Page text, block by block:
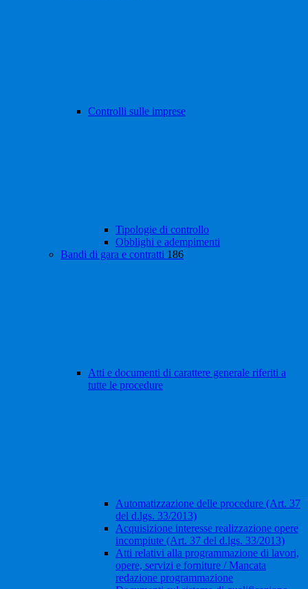
Controlli sulle imprese
Tipologie di controllo
Obblighi e adempimenti
Bandi di gara e contratti 186
Atti e documenti di carattere generale riferiti a
tutte le procedure
Automatizzazione delle procedure (Art. 37
del d.lgs. 33/2013)
Acquisizione interesse realizzazione opere
incompiute (Art. 37 del d.lgs. 33/2013)
Atti relativi alla programmazione di lavori,
opere, servizi e forniture / Mancata
redazione programmazione